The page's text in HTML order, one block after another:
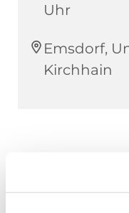
Uhr
Emsdorf,
Kirchhain